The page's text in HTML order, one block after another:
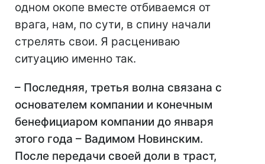
одном окопе вместе отбиваемся от
врага, нам, по сути, в спину начали
стрелять свои. Я расцениваю
ситуацию именно так.
– Последняя, третья волна связана с
основателем компании и конечным
бенефициаром компании до января
этого года – Вадимом Новинским.
После передачи своей доли в траст,